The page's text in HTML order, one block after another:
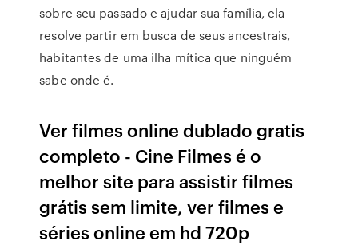
sobre seu passado e ajudar sua família, ela
resolve partir em busca de seus ancestrais,
habitantes de uma ilha mítica que ninguém
sabe onde é.
Ver filmes online dublado gratis
completo - Cine Filmes é o
melhor site para assistir filmes
grátis sem limite, ver filmes e
séries online em hd 720p